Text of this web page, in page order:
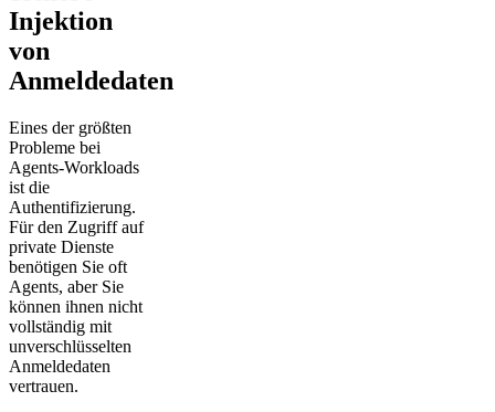
Injektion
von
Anmeldedaten
Eines der größten
Probleme bei
Agents-Workloads
ist die
Authentifizierung.
Für den Zugriff auf
private Dienste
benötigen Sie oft
Agents, aber Sie
können ihnen nicht
vollständig mit
unverschlüsselten
Anmeldedaten
vertrauen.